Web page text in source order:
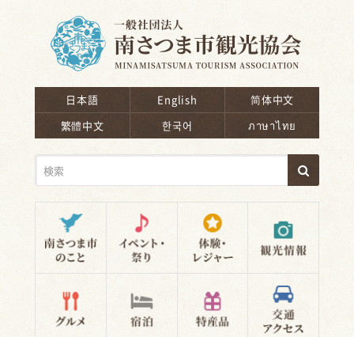
日本語 English
简体中文
繁體中文
한국어 ภาษาไทย